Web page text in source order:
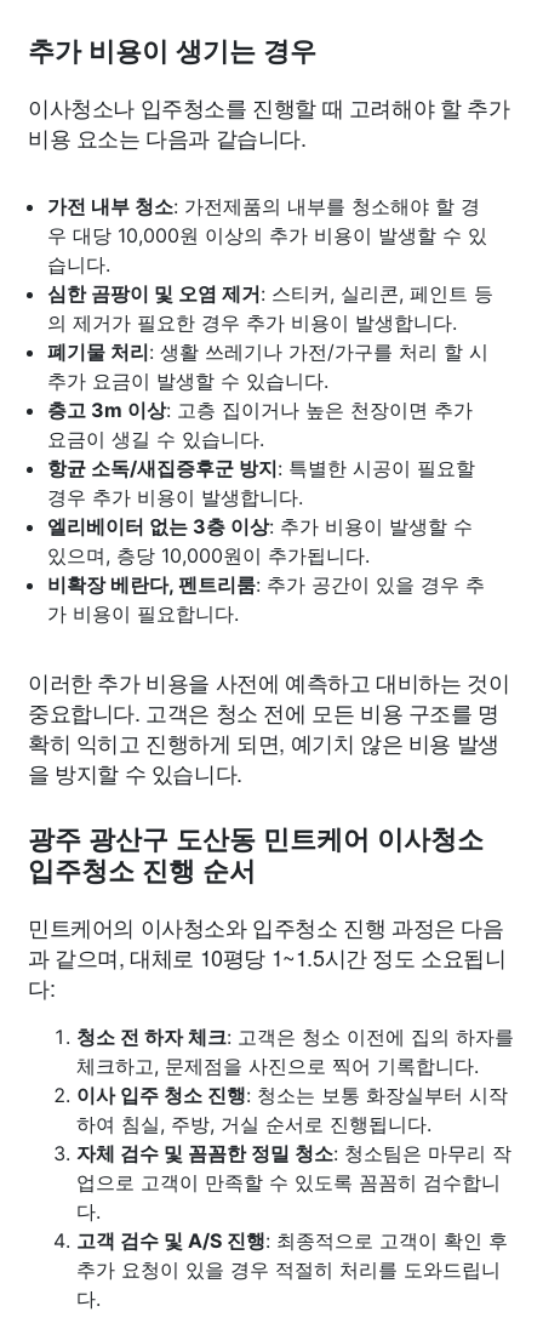
추가 비용이 생기는 경우
이사청소나 입주청소를 진행할 때 고려해야 할 추가
비용 요소는 다음과 같습니다.
가전 내부 청소: 가전제품의 내부를 청소해야 할 경
우 대당 10,000원 이상의 추가 비용이 발생할 수 있
습니다.
심한 곰팡이 및 오염 제거: 스티커, 실리콘, 페인트 등
의 제거가 필요한 경우 추가 비용이 발생합니다.
폐기물 처리: 생활 쓰레기나 가전/가구를 처리 할 시
추가 요금이 발생할 수 있습니다.
층고 3m 이상: 고층 집이거나 높은 천장이면 추가
요금이 생길 수 있습니다.
항균 소독/새집증후군 방지: 특별한 시공이 필요할
경우 추가 비용이 발생합니다.
엘리베이터 없는 3층 이상: 추가 비용이 발생할 수
있으며, 층당 10,000원이 추가됩니다.
비확장 베란다, 펜트리룸: 추가 공간이 있을 경우 추
가 비용이 필요합니다.
이러한 추가 비용을 사전에 예측하고 대비하는 것이
중요합니다. 고객은 청소 전에 모든 비용 구조를 명
확히 익히고 진행하게 되면, 예기치 않은 비용 발생
을 방지할 수 있습니다.
광주 광산구 도산동 민트케어 이사청소
입주청소 진행 순서
민트케어의 이사청소와 입주청소 진행 과정은 다음
과 같으며, 대체로 10평당 1~1.5시간 정도 소요됩니
다:
청소 전 하자 체크: 고객은 청소 이전에 집의 하자를
체크하고, 문제점을 사진으로 찍어 기록합니다.
이사 입주 청소 진행: 청소는 보통 화장실부터 시작
하여 침실, 주방, 거실 순서로 진행됩니다.
자체 검수 및 꼼꼼한 정밀 청소: 청소팀은 마무리 작
업으로 고객이 만족할 수 있도록 꼼꼼히 검수합니
다.
고객 검수 및 A/S 진행: 최종적으로 고객이 확인 후
추가 요청이 있을 경우 적절히 처리를 도와드립니
다.